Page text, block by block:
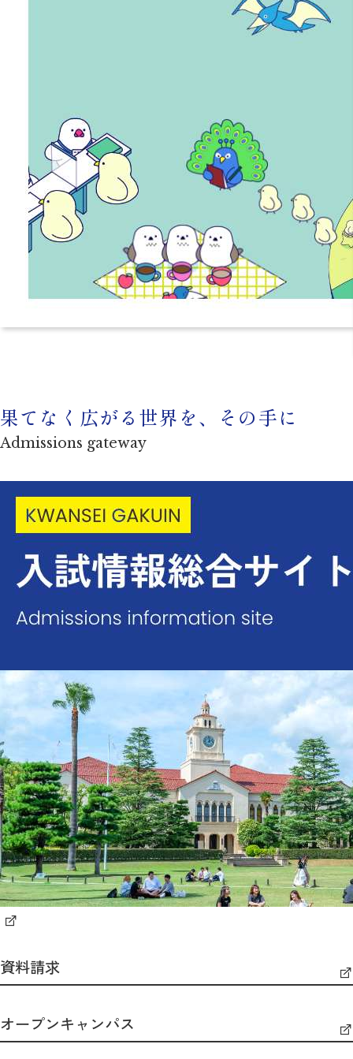
果てなく広がる世界を、その手に
Admissions gateway
資料請求
オープンキャンパス